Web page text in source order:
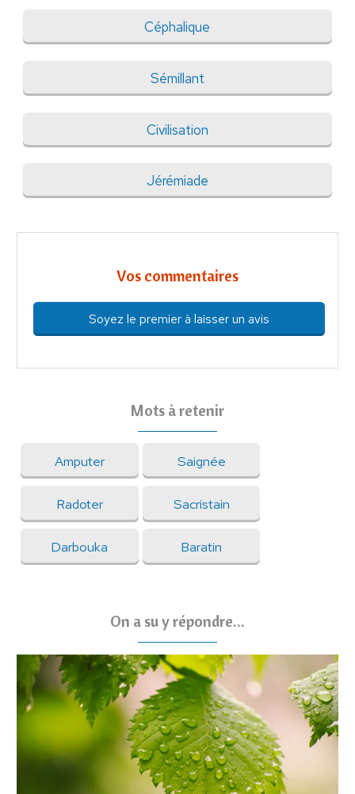
Céphalique
Sémillant
Civilisation
Jérémiade
Vos commentaires
Soyez le premier à laisser un avis
Mots à retenir
Amputer Saignée
Radoter Sacristain
Darbouka Baratin
On a su y répondre...